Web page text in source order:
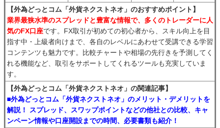
【外為どっとコム「外貨ネクストネオ」のおすすめポイント】
業界最狭水準のスプレッドと豊富な情報で、多くのトレーダーに人
気のFX口座です。FX取引が初めての初心者から、スキル向上を目
指す中・上級者向けまで、各自のレベルにあわせて受講できる学習
コンテンツも魅力です。比較チャートや相場の先行きを予測してく
れる機能など、取引をサポートしてくれるツールも充実していま
す。
【外為どっとコム「外貨ネクストネオ」の関連記事】
■外為どっとコム「外貨ネクストネオ」のメリット・デメリットを
解説！ スプレッド、スワップポイントなどの他社との比較、キャ
ンペーン情報や口座開設までの時間、必要書類も紹介！